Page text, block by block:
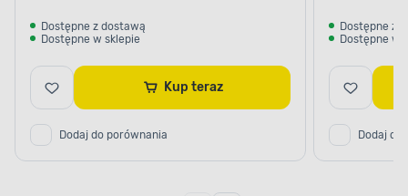
Dostępne z dostawą
Dostępne w sklepie
Kup teraz
Dodaj do porównania
Dostępne z
Dostępne w
Dodaj do